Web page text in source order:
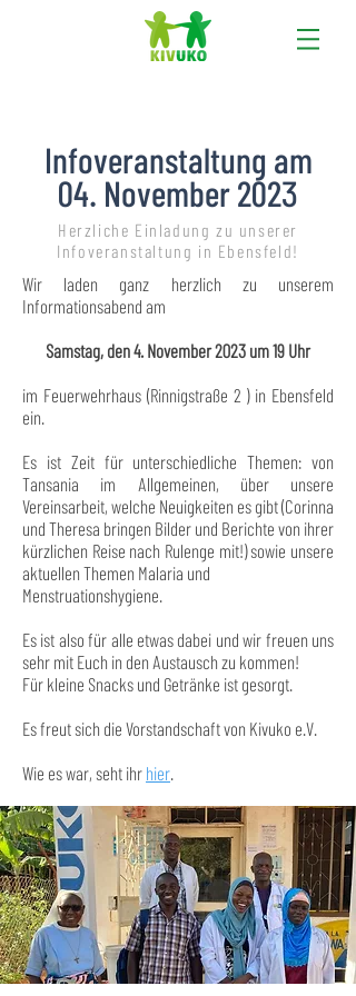
Infoveranstaltung am
04. November 2023
Herzliche Einladung zu unserer
Infoveranstaltung in Ebensfeld!
Wir laden ganz herzlich zu unserem
Informationsabend am
Samstag, den 4. November 2023 um 19 Uhr
im Feuerwehrhaus (Rinnigstraße 2 ) in Ebensfeld
ein.
Es ist Zeit für unterschiedliche Themen: von
Tansania im Allgemeinen, über unsere
Vereinsarbeit, welche Neuigkeiten es gibt (Corinna
und Theresa bringen Bilder und Berichte von ihrer
kürzlichen Reise nach Rulenge mit!) sowie unsere
aktuellen Themen Malaria und
Menstruationshygiene.
Es ist also für alle etwas dabei und wir freuen uns
sehr mit Euch in den Austausch zu kommen!
Für kleine Snacks und Getränke ist gesorgt.
Es freut sich die Vorstandschaft von Kivuko e.V.
Wie es war, seht ihr hier.